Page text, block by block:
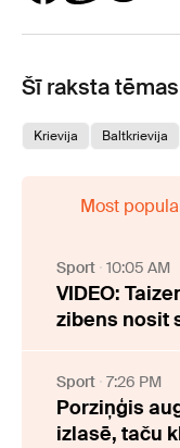
Šī raksta tēmas
Krievija Baltkrievija
Most
Sport 10:05 AM
VIDEO:
zibens nosit
Sport 7:26 PM
Porziņģis
izlasē, taču